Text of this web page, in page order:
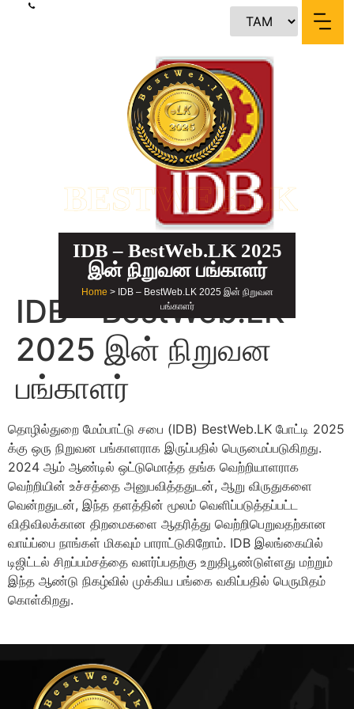
content
BESTWEB.LK
IDB – BestWeb.LK 2025
இன் நிறுவன பங்காளர்
Home > IDB – BestWeb.LK 2025 இன் நிறுவன
பங்காளர்
IDB – BestWeb.LK
2025 இன் நிறுவன
பங்காளர்
தொழில்துறை மேம்பாட்டு சபை (IDB) BestWeb.LK போட்டி 2025
க்கு ஒரு நிறுவன பங்காளராக இருப்பதில் பெருமைப்படுகிறது.
2024 ஆம் ஆண்டில் ஒட்டுமொத்த தங்க வெற்றியாளராக
வெற்றியின் உச்சத்தை அனுபவித்ததுடன், ஆறு விருதுகளை
வென்றதுடன், இந்த தளத்தின் மூலம் வெளிப்படுத்தப்பட்ட
விதிவிலக்கான திறமைகளை ஆதரித்து வெற்றிபெறுவதற்கான
வாய்ப்பை நாங்கள் மிகவும் பாராட்டுகிறோம். IDB இலங்கையில்
டிஜிட்டல் சிறப்பம்சத்தை வளர்ப்பதற்கு உறுதிபூண்டுள்ளது மற்றும்
இந்த ஆண்டு நிகழ்வில் முக்கிய பங்கை வகிப்பதில் பெருமிதம்
கொள்கிறது.